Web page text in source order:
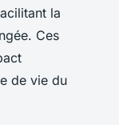
la
Ces
de vie du